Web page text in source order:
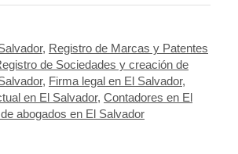
, Registro de Marcas y Patentes
de Sociedades y creación de
, Firma legal en El Salvador,
en El Salvador, Contadores en El
abogados en El Salvador